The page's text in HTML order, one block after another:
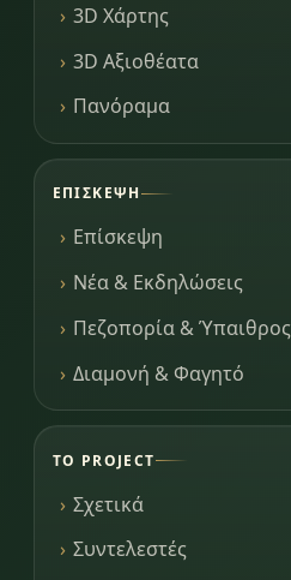
3D Χάρτης
3D Αξιοθέατα
Πανόραμα
ΕΠΊΣΚΕΨΗ
Επίσκεψη
Νέα & Εκδηλώσεις
Πεζοπορία & Ύπαιθρος
Διαμονή & Φαγητό
ΤΟ PROJECT
Σχετικά
Συντελεστές